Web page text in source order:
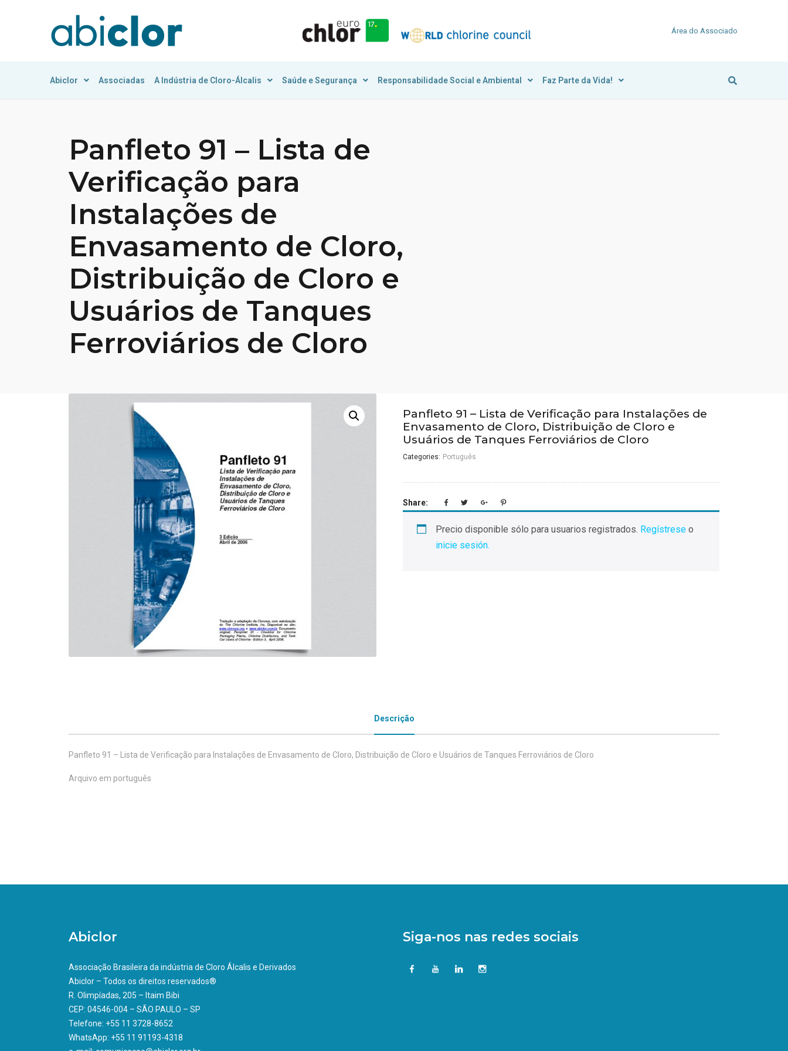
Área do Associado
Abiclor Associadas A Indústria de Cloro-Álcalis Saúde e Segurança Responsabilidade Social e Ambiental Faz Parte da Vida!
Panfleto 91 – Lista de
Verificação para
Instalações de
Envasamento de Cloro,
Distribuição de Cloro e
Usuários de Tanques
Ferroviários de Cloro
Panfleto 91 – Lista de Verificação para Instalações de
Envasamento de Cloro, Distribuição de Cloro e
Usuários de Tanques Ferroviários de Cloro
Categories: Português
Share:
Precio disponible sólo para usuarios registrados. Regístrese o
inicie sesión.
Descrição
Panfleto 91 – Lista de Verificação para Instalações de Envasamento de Cloro, Distribuição de Cloro e Usuários de Tanques Ferroviários de Cloro
Arquivo em português
Abiclor
Associação Brasileira da indústria de Cloro Álcalis e Derivados
Abiclor – Todos os direitos reservados®
R. Olimpíadas, 205 – Itaim Bibi
CEP: 04546-004 – SÃO PAULO – SP
Telefone: +55 11 3728-8652
WhatsApp: +55 11 91193-4318
Siga-nos nas redes sociais